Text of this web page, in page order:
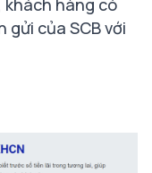
hàng có
của SCB với